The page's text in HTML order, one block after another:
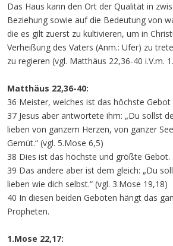
Das Haus kann den Ort der Qualität in
Beziehung sowie auf die Bedeutung von
die es gilt zuerst zu kultivieren, um in
Verheißung des Vaters (Anm.: Ufer) zu
zu regieren (vgl. Matthäus 22,36-40 i.V.m.
Matthäus 22,36-40:
36 Meister, welches ist das höchste Gebot
37 Jesus aber antwortete ihm: „Du sollst
lieben von ganzem Herzen, von ganzer
Gemüt.“ (vgl. 5.Mose 6,5)
38 Dies ist das höchste und größte Gebot.
39 Das andere aber ist dem gleich: „Du
lieben wie dich selbst.“ (vgl. 3.Mose 19,18)
40 In diesen beiden Geboten hängt das
Propheten.
1.Mose 22,17: